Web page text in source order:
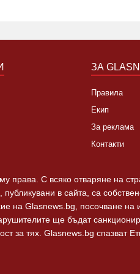
ЗА
Правила
Екип
За реклама
Контакти
права. С всяко отваряне на
в сайта, са
на Glasnews.bg, посочване на
ще бъдат
за тях. Glasnews.bg спазват